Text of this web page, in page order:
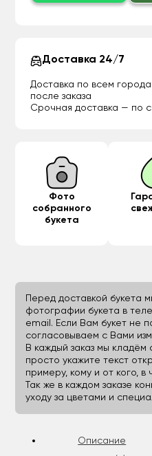
Доставка 24/7
Доставка по всем
после заказа
Срочная доставка — по
Фото
собранного
букета
Перед доставкой букета
фотографии букета в
email. Если Вам букет не
согласовываем с Вами
В каждый заказ мы
просто укажите текст
примеру, кому и от кого, в
Так же в каждом заказе
уходу за цветами и
Описание